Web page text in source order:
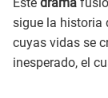
sigue la historia
cuyas vidas se
inesperado, el